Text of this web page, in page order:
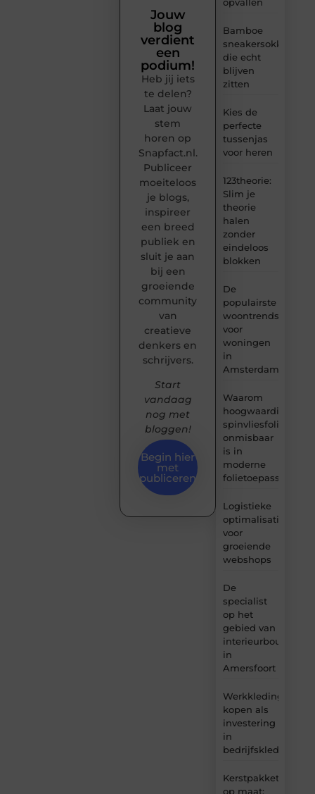
Bamboe
sneakersokken
die echt
blijven
zitten
Kies de
perfecte
tussenjas
voor heren
123theorie:
Slim je
theorie
halen
zonder
eindeloos
blokken
De
populairste
woontrends
voor
woningen
in
Amsterdam
Waarom
hoogwaardige
spinvliesfolie
onmisbaar
is in
moderne
folietoepassingen
Logistieke
optimalisatie
voor
groeiende
webshops
De
specialist
op het
gebied van
interieurbouw
in
Amersfoort
Werkkleding
kopen als
investering
in
bedrijfskleding
Kerstpakket
op maat:
Jouw
blog
verdient
een
podium!
Heb jij iets
te delen?
Laat jouw
stem
horen op
Snapfact.nl.
Publiceer
moeiteloos
je blogs,
inspireer
een breed
publiek en
sluit je aan
bij een
groeiende
community
van
creatieve
denkers en
schrijvers.
Start
vandaag
nog met
bloggen!
Begin hier
met
publiceren